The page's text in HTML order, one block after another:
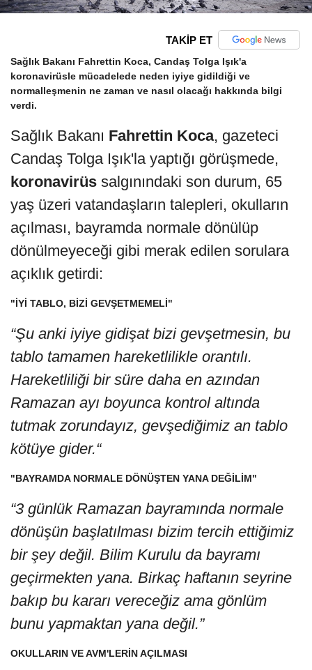
TAKİP ET
Sağlık Bakanı Fahrettin Koca, Candaş Tolga Işık'a
koronavirüsle mücadelede neden iyiye gidildiği ve
normalleşmenin ne zaman ve nasıl olacağı hakkında bilgi
verdi.
Sağlık Bakanı Fahrettin Koca, gazeteci
Candaş Tolga Işık'la yaptığı görüşmede,
koronavirüs salgınındaki son durum, 65
yaş üzeri vatandaşların talepleri, okulların
açılması, bayramda normale dönülüp
dönülmeyeceği gibi merak edilen sorulara
açıklık getirdi:
"İYİ TABLO, BİZİ GEVŞETMEMELİ"
“Şu anki iyiye gidişat bizi gevşetmesin, bu
tablo tamamen hareketlilikle orantılı.
Hareketliliği bir süre daha en azından
Ramazan ayı boyunca kontrol altında
tutmak zorundayız, gevşediğimiz an tablo
kötüye gider.“
"BAYRAMDA NORMALE DÖNÜŞTEN YANA DEĞİLİM"
“3 günlük Ramazan bayramında normale
dönüşün başlatılması bizim tercih ettiğimiz
bir şey değil. Bilim Kurulu da bayramı
geçirmekten yana. Birkaç haftanın seyrine
bakıp bu kararı vereceğiz ama gönlüm
bunu yapmaktan yana değil.”
OKULLARIN VE AVM'LERİN AÇILMASI